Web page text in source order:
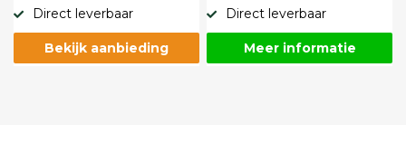
Direct leverbaar
Bekijk aanbieding
Direct leverbaar
Meer informatie